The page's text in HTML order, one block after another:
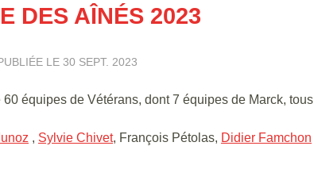
DES AÎNÉS 2023
LE 30 SEPT. 2023
équipes de Vétérans, dont 7 équipes de Marck, tous
, Sylvie Chivet, François Pétolas, Didier Famchon